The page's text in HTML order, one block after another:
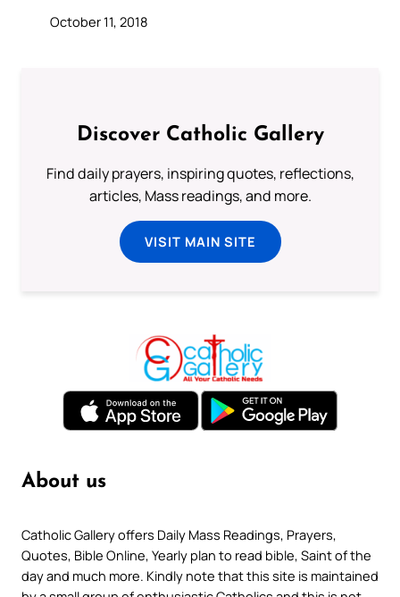
October 11, 2018
Discover Catholic Gallery
Find daily prayers, inspiring quotes, reflections,
articles, Mass readings, and more.
VISIT MAIN SITE
About us
Catholic Gallery offers Daily Mass Readings, Prayers,
Quotes, Bible Online, Yearly plan to read bible, Saint of the
day and much more. Kindly note that this site is maintained